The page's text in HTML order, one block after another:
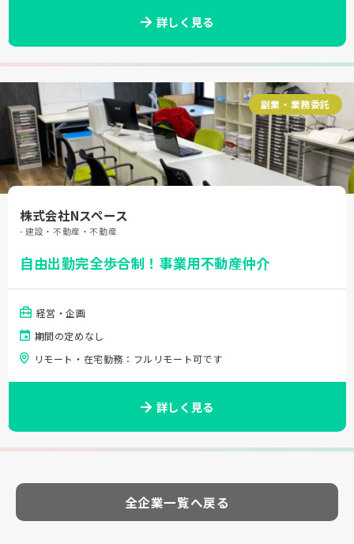
詳しく見る
副業・業務委託
株式会社Nスペース
- 建設・不動産・不動産
自由出勤完全歩合制！事業用不動産仲介
経営・企画
期間の定めなし
リモート・在宅勤務：フルリモート可です
詳しく見る
全企業一覧へ戻る